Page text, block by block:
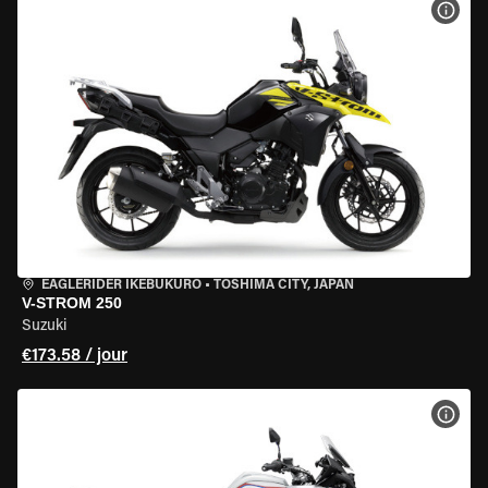
EAGLERIDER IKEBUKURO • TOSHIMA CITY, JAPAN
V-STROM 250
Suzuki
€173.58 / jour